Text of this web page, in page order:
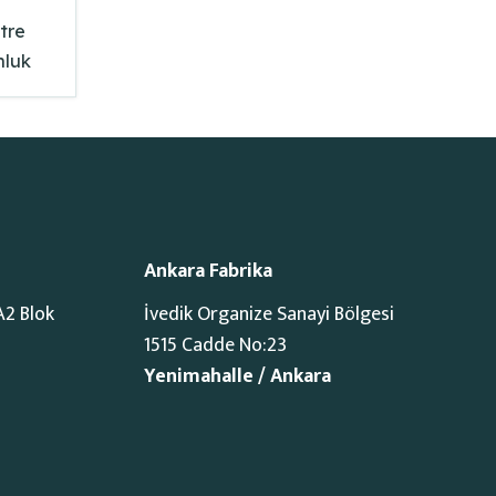
Blok
Ankara Fabrika
İvedik Organize Sanayi Bölgesi
1515 Cadde No:23
Yenimahalle / Ankara